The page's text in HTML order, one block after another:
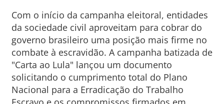
Com o início da campanha eleitoral, entidades
da sociedade civil aproveitam para cobrar do
governo brasileiro uma posição mais firme no
combate à escravidão. A campanha batizada de
"Carta ao Lula" lançou um documento
solicitando o cumprimento total do Plano
Nacional para a Erradicação do Trabalho